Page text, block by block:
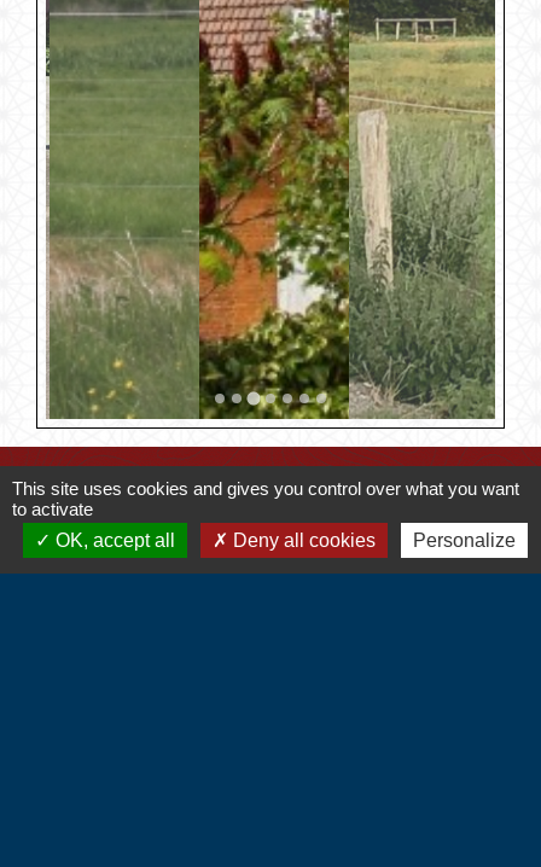
Contacts
Commune d'Hébécourt
4 chemin de la Mairie
This site uses cookies and gives you control over what you want
to activate
OK, accept all
Deny all cookies Personalize